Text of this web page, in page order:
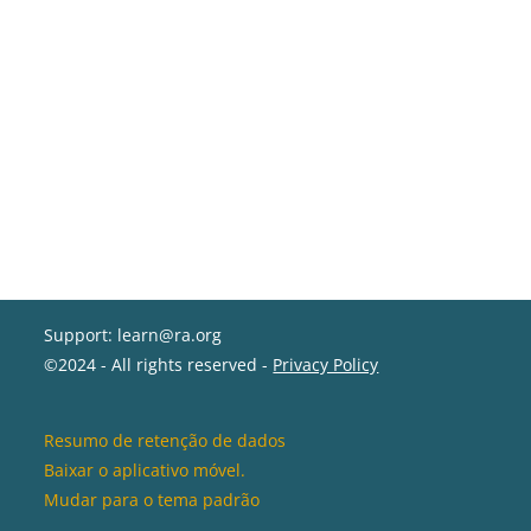
Support: learn@ra.org
©2024 - All rights reserved - Privacy Policy
Resumo de retenção de dados
Baixar o aplicativo móvel.
Mudar para o tema padrão